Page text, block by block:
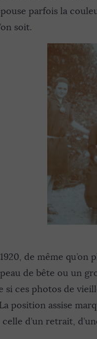
parfois la
soit.
1920, de même
de bête ou un
si ces photos de
position assise
d’un retrait,